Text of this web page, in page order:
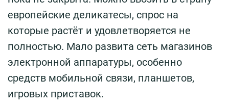
европейские деликатесы, спрос на
которые растёт и удовлетворяется не
полностью. Мало развита сеть магазинов
электронной аппаратуры, особенно
средств мобильной связи, планшетов,
игровых приставок.